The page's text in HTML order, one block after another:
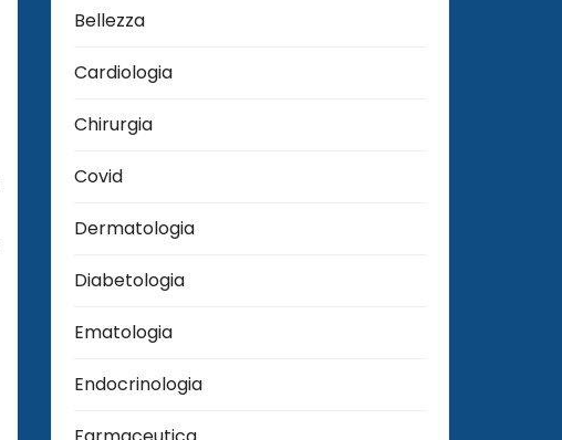
Bellezza
Cardiologia
Chirurgia
Covid
Dermatologia
Diabetologia
Ematologia
Endocrinologia